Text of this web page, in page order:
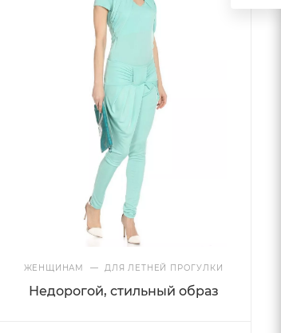
ЖЕНЩИНАМ — ДЛЯ ЛЕТНЕЙ ПРОГУЛКИ
Недорогой, стильный образ